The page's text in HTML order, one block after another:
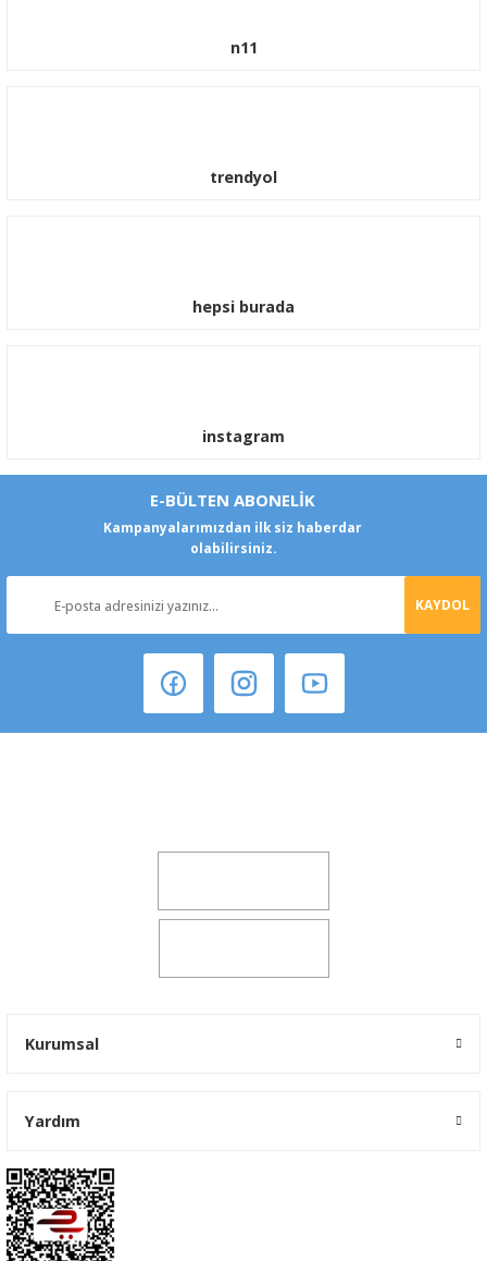
n11
trendyol
hepsi burada
instagram
E-BÜLTEN ABONELİK
Kampanyalarımızdan ilk siz haberdar
olabilirsiniz.
KAYDOL
Kurumsal
Yardım